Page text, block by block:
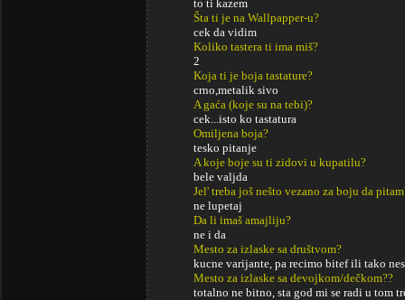
to ti kazem
Šta ti je na Wallpapper-u?
cek da vidim
Koliko tastera ti ima miš?
2
Koja ti je boja tastature?
crno,metalik sivo
A gaća (koje su na tebi)?
cek...isto ko tastatura
Omiljena boja?
tesko pitanje
A koje boje su ti zidovi u kupatilu?
bele valjda
Jel' treba još nešto vezano za boju da
ne lupetaj
Da li imaš amajliju?
ne i da
Mesto za izlaske sa društvom?
kucne varijante, pa recimo bitef ili tako
Mesto za izlaske sa devojkom/dečkom??
totalno ne bitno, sta god mi se radi u tom